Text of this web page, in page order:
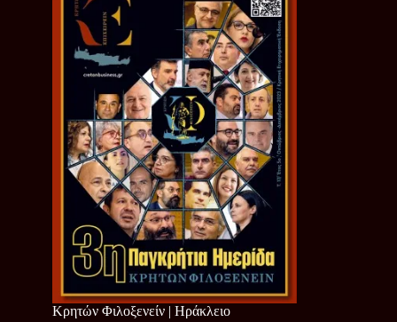
Κρητών Φιλοξενείν | Ηράκλειο